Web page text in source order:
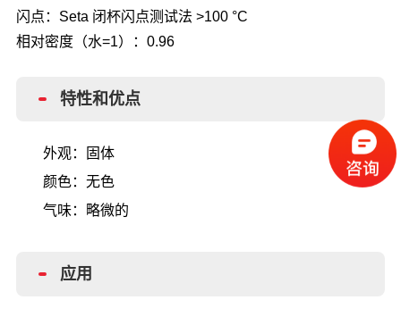
闪点： Seta 闭杯闪点测试法 >100 °C
相对密度（水=1） ： 0.96
特性和优点
外观：固体
颜色：无色
气味：略微的
应用